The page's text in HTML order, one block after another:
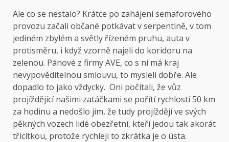
Ale co se nestalo? Krátce po zahájení semaforového
provozu začali občané potkávat v serpentině, v tom
jediném zbylém a světly řízeném pruhu, auta v
protisměru, i když vzorně najeli do koridoru na
zelenou. Pánové z firmy AVE, co s ní má kraj
nevypověditelnou smlouvu, to mysleli dobře. Ale
dopadlo to jako vždycky. Oni počítali, že vůz
projíždějící našimi zatáčkami se pořítí rychlostí 50 km
za hodinu a nedošlo jim, že tudy projíždějí ve svých
pěkných vozech lidé obezřetní, kteří jedou tak akorát
třicítkou, protože rychleji to zkrátka je o ústa.